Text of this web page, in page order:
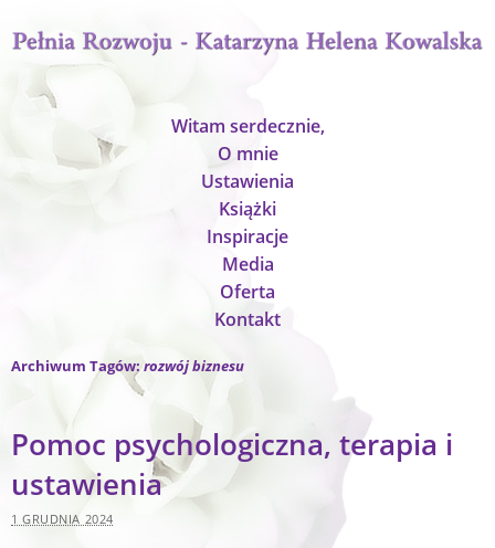
Witam serdecznie,
O mnie
Ustawienia
Książki
Inspiracje
Media
Oferta
Kontakt
Archiwum Tagów:rozwój biznesu
Pomoc psychologiczna, terapia i
ustawienia
1 GRUDNIA 2024